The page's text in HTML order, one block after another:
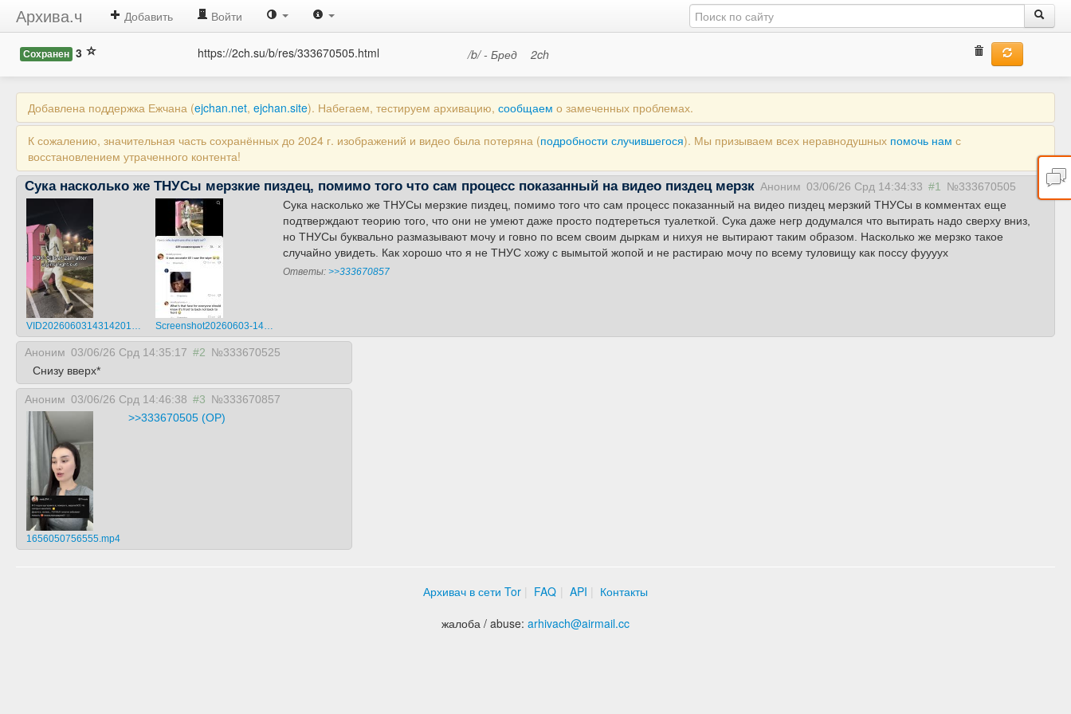
Архива.ч Добавить Войти
Сохранен 3 https://2ch.su/b/res/333670505.html /b/ - Бред 2ch
Добавлена поддержка Ежчана (ejchan.net, ejchan.site). Набегаем, тестируем архивацию, сообщаем о замеченных проблемах.
К сожалению, значительная часть сохранённых до 2024 г. изображений и видео была потеряна (подробности случившегося). Мы призываем всех неравнодушных помочь нам с
восстановлением утраченного контента!
Сука насколько же ТНУСы мерзкие пиздец, помимо того что сам процесс показанный на видео пиздец мерзк Аноним 03/06/26 Срд 14:34:33 #1 №333670505
VID20260603143142014.mp4 Screenshot20260603-142307~2.png
Сука насколько же ТНУСы мерзкие пиздец, помимо того что сам процесс показанный на видео пиздец мерзкий ТНУСы в комментах еще
подтверждают теорию того, что они не умеют даже просто подтереться туалеткой. Сука даже негр додумался что вытирать надо сверху вниз,
но ТНУСы буквально размазывают мочу и говно по всем своим дыркам и нихуя не вытирают таким образом. Насколько же мерзко такое
случайно увидеть. Как хорошо что я не ТНУС хожу с вымытой жопой и не растираю мочу по всему туловищу как поссу фуууух
Ответы: >>333670857
Аноним 03/06/26 Срд 14:35:17 #2 №333670525
Снизу вверх*
Аноним 03/06/26 Срд 14:46:38 #3 №333670857
1656050756555.mp4
>>333670505 (OP)
Архивач в сети Tor FAQ API
Контакты
жалоба / abuse: arhivach@airmail.cc